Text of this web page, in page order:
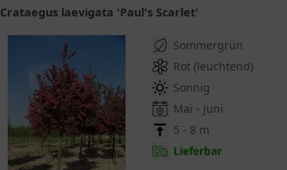
Crataegus laevigata 'Paul's Scarlet'
Sommergrün
Rot (leuchtend)
Sonnig
Mai - Juni
5 - 8 m
Lieferbar